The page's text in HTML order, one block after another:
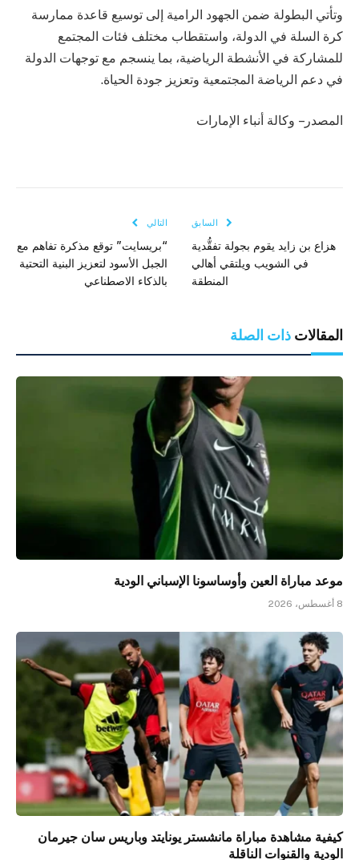
وتأتي البطولة ضمن الجهود الرامية إلى توسيع قاعدة ممارسة
كرة السلة في الدولة، واستقطاب مختلف فئات المجتمع
للمشاركة في الأنشطة الرياضية، بما ينسجم مع توجهات الدولة
في دعم الرياضة المجتمعية وتعزيز جودة الحياة.
المصدر – وكالة أنباء الإمارات
السابق
هزاع بن زايد يقوم بجولة تفقُّدية
في الشويب ويلتقي أهالي
المنطقة
التالي
“بريسايت” توقع مذكرة تفاهم مع
الجبل الأسود لتعزيز البنية التحتية
بالذكاء الاصطناعي
المقالات ذات الصلة
موعد مباراة العين وأوساسونا الإسباني الودية
8 أغسطس، 2026
كيفية مشاهدة مباراة مانشستر يونايتد وباريس سان جيرمان
الودية والقنوات الناقلة